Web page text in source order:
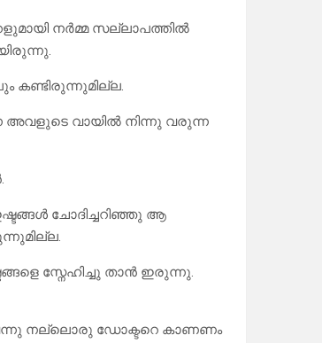
നർമ്മ സല്ലാപത്തിൽ
കണ്ടിരുന്നുമില്ല.
അവളുടെ വായിൽ നിന്നു വരുന്ന
ചോദിച്ചറിഞ്ഞു ആ
സ്നേഹിച്ചു താൻ ഇരുന്നു.
വന്നു നല്ലൊരു ഡോക്ടറെ കാണണം